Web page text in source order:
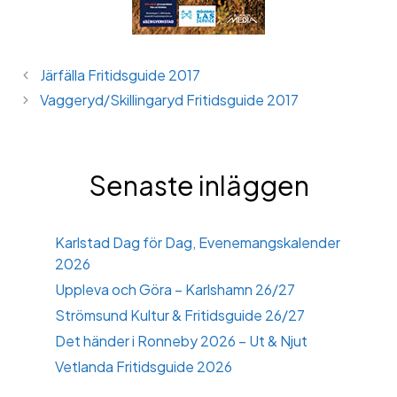
Järfälla Fritidsguide 2017
Vaggeryd/Skillingaryd Fritidsguide 2017
Senaste inläggen
Karlstad Dag för Dag, Evenemangskalender
2026
Uppleva och Göra – Karlshamn 26/27
Strömsund Kultur & Fritidsguide 26/27
Det händer i Ronneby 2026 – Ut & Njut
Vetlanda Fritidsguide 2026